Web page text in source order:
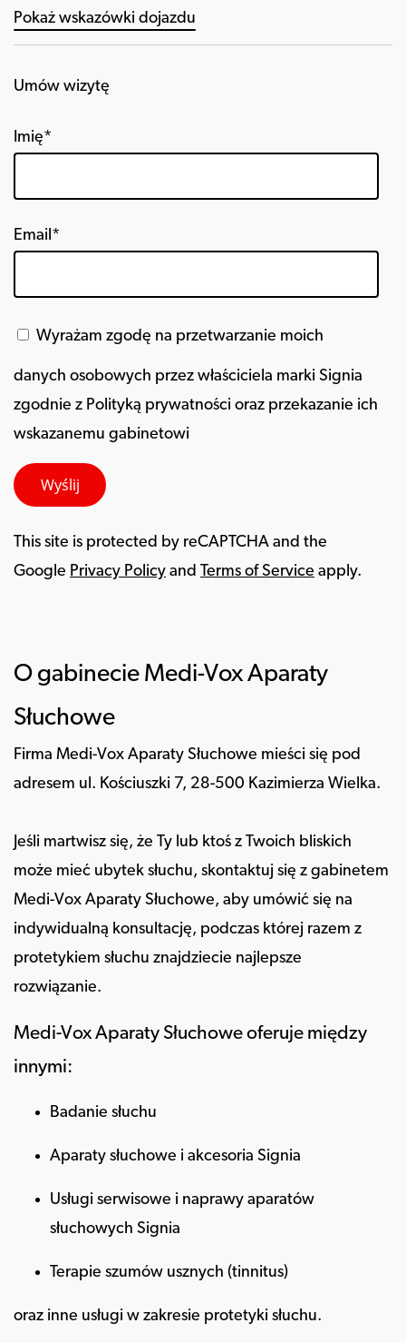
Pokaż wskazówki dojazdu
Umów wizytę
Imię*
Email*
Wyrażam zgodę na przetwarzanie moich
danych osobowych przez właściciela marki Signia
zgodnie z Polityką prywatności oraz przekazanie ich
wskazanemu gabinetowi
This site is protected by reCAPTCHA and the
Google Privacy Policy and Terms of Service apply.
O gabinecie Medi-Vox Aparaty
Słuchowe
Firma Medi-Vox Aparaty Słuchowe mieści się pod
adresem ul. Kościuszki 7, 28-500 Kazimierza Wielka.
Jeśli martwisz się, że Ty lub ktoś z Twoich bliskich
może mieć ubytek słuchu, skontaktuj się z gabinetem
Medi-Vox Aparaty Słuchowe, aby umówić się na
indywidualną konsultację, podczas której razem z
protetykiem słuchu znajdziecie najlepsze
rozwiązanie.
Medi-Vox Aparaty Słuchowe oferuje między
innymi:
Badanie słuchu
Aparaty słuchowe i akcesoria Signia
Usługi serwisowe i naprawy aparatów
słuchowych Signia
Terapie szumów usznych (tinnitus)
oraz inne usługi w zakresie protetyki słuchu.